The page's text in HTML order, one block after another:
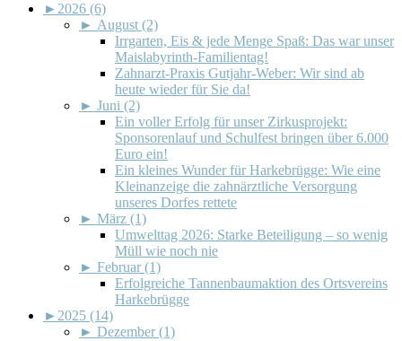
► 2026 (6)
► August (2)
Irrgarten, Eis & jede Menge Spaß: Das war unser
Maislabyrinth-Familientag!
Zahnarzt-Praxis Gutjahr-Weber: Wir sind ab
heute wieder für Sie da!
► Juni (2)
Ein voller Erfolg für unser Zirkusprojekt:
Sponsorenlauf und Schulfest bringen über 6.000
Euro ein!
Ein kleines Wunder für Harkebrügge: Wie eine
Kleinanzeige die zahnärztliche Versorgung
unseres Dorfes rettete
► März (1)
Umwelttag 2026: Starke Beteiligung – so wenig
Müll wie noch nie
► Februar (1)
Erfolgreiche Tannenbaumaktion des Ortsvereins
Harkebrügge
► 2025 (14)
► Dezember (1)